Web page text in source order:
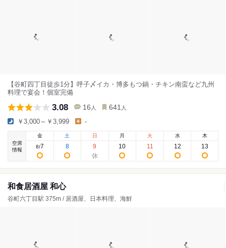
【谷町四丁目徒歩1分】呼子〆イカ・博多もつ鍋・チキン南蛮など九州
料理で宴会！個室完備
3.08 16 人 641 人
￥3,000～￥3,999 -
空席
情報
金
8/7
土
8
日
9
月
10
火
11
水
12
木
13
和食居酒屋 和心
谷町六丁目駅 375m / 居酒屋、日本料理、海鮮